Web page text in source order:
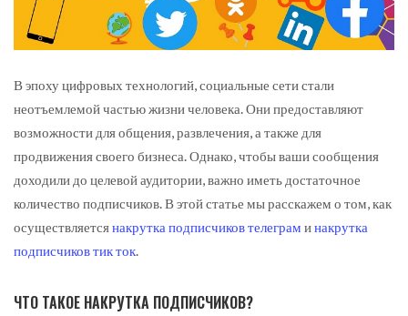
В эпоху цифровых технологий, социальные сети стали
неотъемлемой частью жизни человека.Они предоставляют
возможности для общения, развлечения, а также для
продвижения своего бизнеса. Однако, чтобы ваши сообщения
доходили до целевой аудитории, важно иметь достаточное
количество подписчиков. В этой статье мы расскажем о том, как
осуществляетсянакрутка подписчиков телеграм инакрутка
подписчиков тик ток.
ЧТО ТАКОЕ НАКРУТКА ПОДПИСЧИКОВ?